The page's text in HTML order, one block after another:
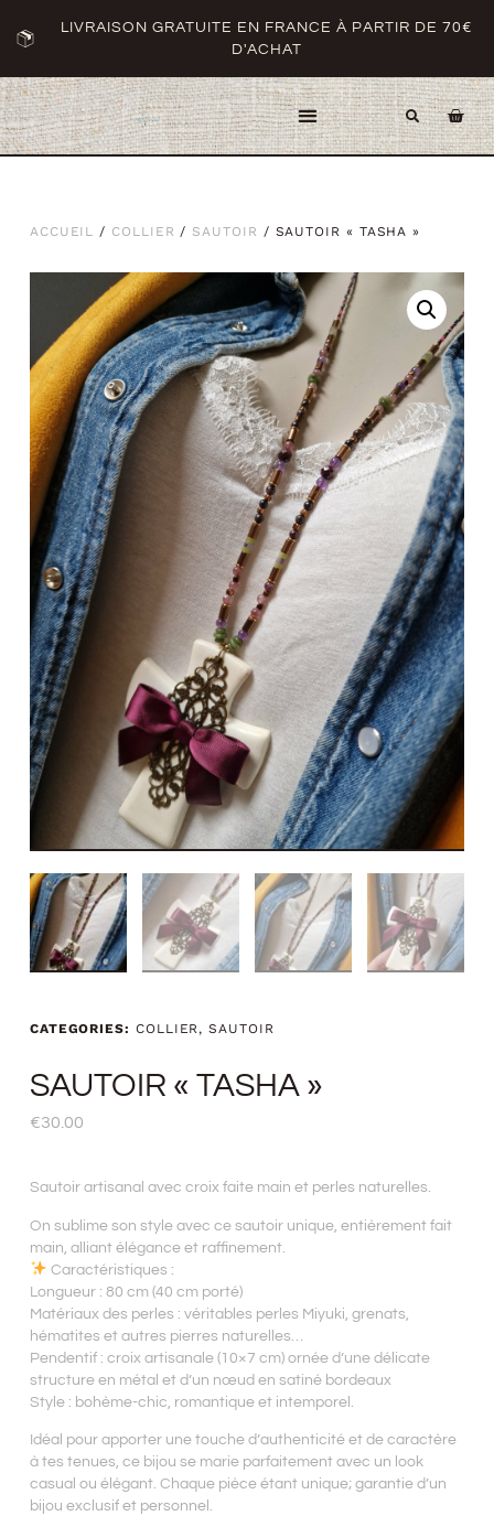
LIVRAISON GRATUITE EN FRANCE À PARTIR DE 70€
D'ACHAT
ACCUEIL / COLLIER / SAUTOIR / SAUTOIR « TASHA »
CATEGORIES: COLLIER,SAUTOIR
SAUTOIR « TASHA »
€30.00
Sautoir artisanal avec croix faite main et perles naturelles.
On sublime son style avec ce sautoir unique, entièrement fait
main, alliant élégance et raffinement.
Caractéristiques :
Longueur : 80 cm (40 cm porté)
Matériaux des perles : véritables perles Miyuki, grenats,
hématites et autres pierres naturelles…
Pendentif : croix artisanale (10×7 cm) ornée d’une délicate
structure en métal et d’un nœud en satiné bordeaux
Style : bohème-chic, romantique et intemporel.
Idéal pour apporter une touche d’authenticité et de caractère
à tes tenues, ce bijou se marie parfaitement avec un look
casual ou élégant. Chaque pièce étant unique; garantie d’un
bijou exclusif et personnel.